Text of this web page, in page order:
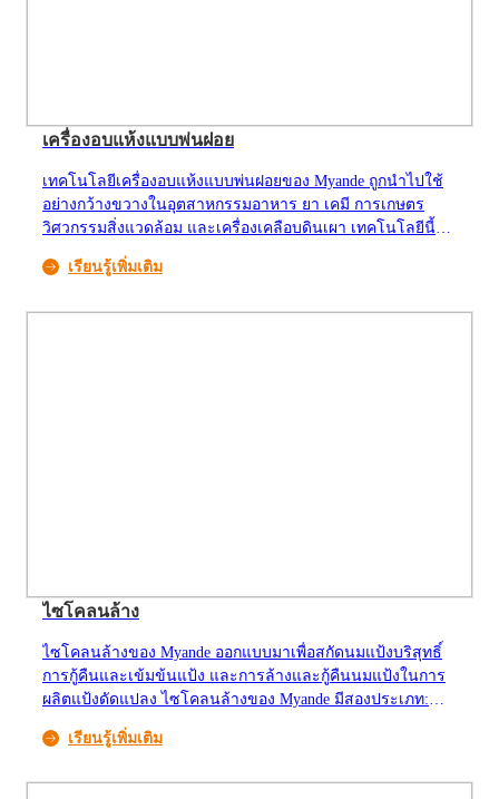
เครื่องอบแห้งแบบพ่นฝอย
เทคโนโลยีเครื่องอบแห้งแบบพ่นฝอยของ Myande ถูกนำไปใช้
อย่างกว้างขวางในอุตสาหกรรมอาหาร ยา เคมี การเกษตร
วิศวกรรมสิ่งแวดล้อม และเครื่องเคลือบดินเผา เทคโนโลยีนี้
ละอองจะเกิดการระเหยความชื้นอย่างรวดเร็วเมื่อสัมผัสกับ
เรียนรู้เพิ่มเติม
ไซโคลนล้าง
ไซโคลนล้างของ Myande ออกแบบมาเพื่อสกัดนมแป้งบริสุทธิ์
การกู้คืนและเข้มข้นแป้ง และการล้างและกู้คืนนมแป้งในการ
ผลิตแป้งดัดแปลง ไซโคลนล้างของ Myande มีสองประเภท:
สำหรับกำลังการผลิตขนาดเล็กหรือปานกลาง
เรียนรู้เพิ่มเติม